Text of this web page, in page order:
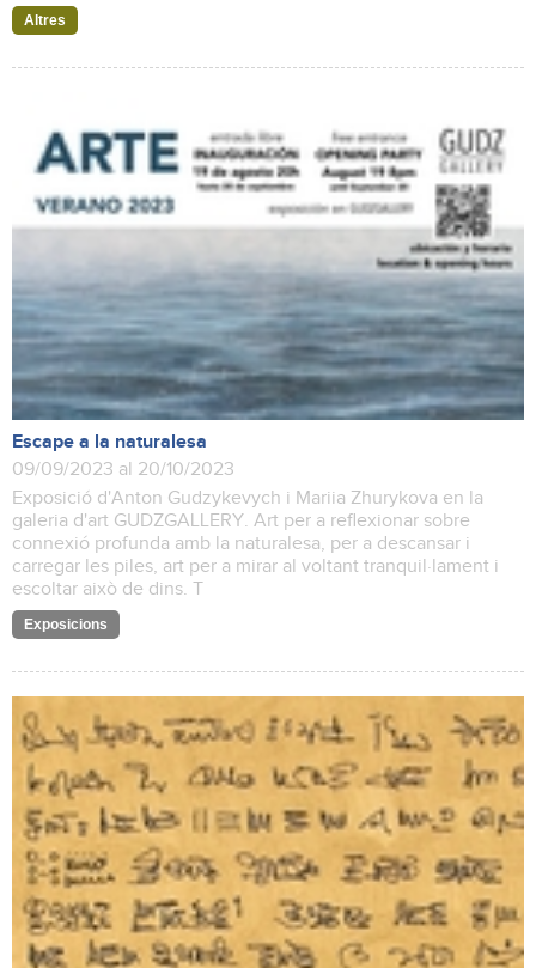
Altres
Escape a la naturalesa
09/09/2023 al 20/10/2023
Exposició d'Anton Gudzykevych i Mariia Zhurykova en la
galeria d'art GUDZGALLERY. Art per a reflexionar sobre
connexió profunda amb la naturalesa, per a descansar i
carregar les piles, art per a mirar al voltant tranquil·lament i
escoltar això de dins. T
Exposicions